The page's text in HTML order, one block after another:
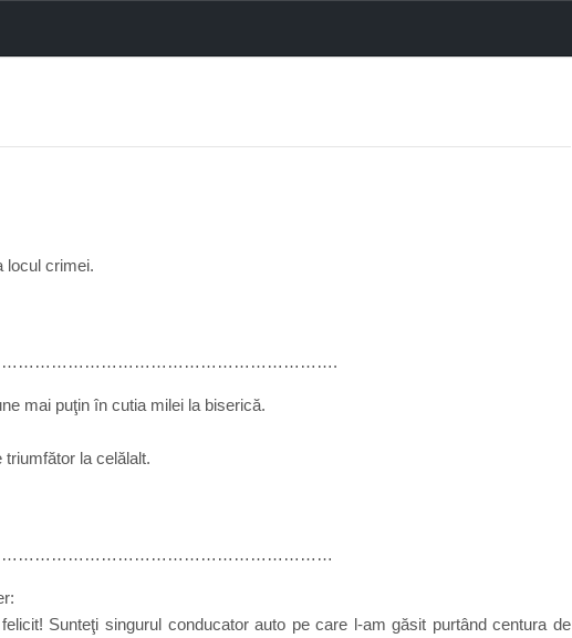
locul crimei.
mai puţin în cutia milei la biserică.
la celălalt.
Sunteţi singurul conducator auto pe care l-am găsit purtând centura de